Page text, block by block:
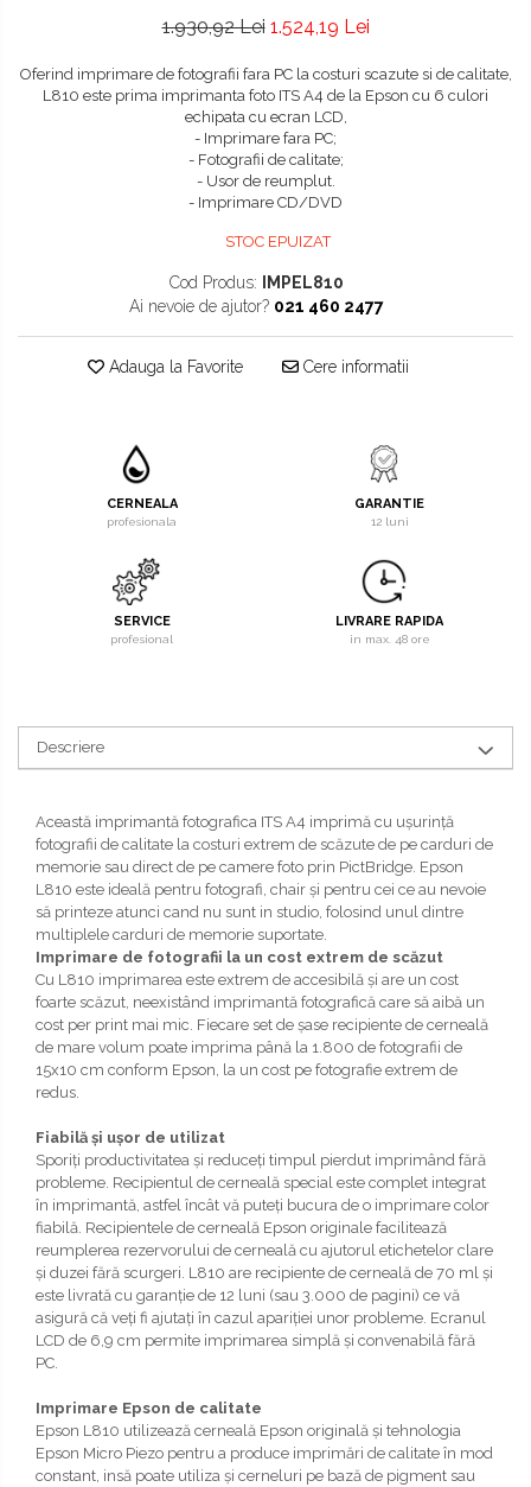
1.930,92 Lei 1.524,19 Lei
Oferind imprimare de fotografii fara PC la costuri scazute si de calitate,
L810 este prima imprimanta foto ITS A4 de la Epson cu 6 culori
echipata cu ecran LCD,
- Imprimare fara PC;
- Fotografii de calitate;
- Usor de reumplut.
- Imprimare CD/DVD
STOC EPUIZAT
Cod Produs:
IMPEL810
Ai nevoie de ajutor? 021 460 2477
Adauga la Favorite Cere informatii
CERNEALA
profesionala
GARANTIE
12 luni
SERVICE
profesional
LIVRARE RAPIDA
in max. 48 ore
Descriere
Această imprimantă fotografica ITS A4 imprimă cu uşurinţă
fotografii de calitate la costuri extrem de scăzute de pe carduri de
memorie sau direct de pe camere foto prin PictBridge. Epson
L810 este ideală pentru fotografi, chair şi pentru cei ce au nevoie
să printeze atunci cand nu sunt in studio, folosind unul dintre
multiplele carduri de memorie suportate.
Imprimare de fotografii la un cost extrem de scăzut
Cu L810 imprimarea este extrem de accesibilă şi are un cost
foarte scăzut, neexistând imprimantă fotografică care să aibă un
cost per print mai mic. Fiecare set de şase recipiente de cerneală
de mare volum poate imprima până la 1.800 de fotografii de
15x10 cm conform Epson, la un cost pe fotografie extrem de
redus.
Fiabilă şi uşor de utilizat
Sporiţi productivitatea şi reduceţi timpul pierdut imprimând fără
probleme. Recipientul de cerneală special este complet integrat
în imprimantă, astfel încât vă puteţi bucura de o imprimare color
fiabilă. Recipientele de cerneală Epson originale facilitează
reumplerea rezervorului de cerneală cu ajutorul etichetelor clare
şi duzei fără scurgeri. L810 are recipiente de cerneală de 70 ml şi
este livrată cu garanţie de 12 luni (sau 3.000 de pagini) ce vă
asigură că veţi fi ajutaţi în cazul apariţiei unor probleme. Ecranul
LCD de 6,9 cm permite imprimarea simplă şi convenabilă fără
PC.
Imprimare Epson de calitate
Epson L810 utilizează cerneală Epson originală şi tehnologia
Epson Micro Piezo pentru a produce imprimări de calitate în mod
constant, insă poate utiliza şi cerneluri pe bază de pigment sau